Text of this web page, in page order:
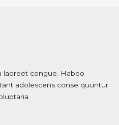
laoreet congue. Habeo
adolescens conse quuntur